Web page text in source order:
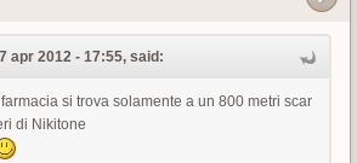
apr 2012 - 17:55, said:
si trova solamente a un 800 metri scar
di Nikitone